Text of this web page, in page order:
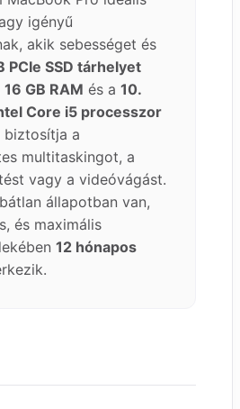
igényű
akik sebességet és
PCIe SSD tárhelyet
16 GB RAM és a 10.
Core i5 processzor
biztosítja a
multitaskingot, a
vagy a videóvágást.
állapotban van,
és maximális
12 hónapos